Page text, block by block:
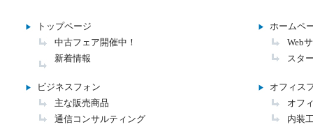
トップページ
中古フェア開催中！
新着情報
ビジネスフォン
主な販売商品
通信コンサルティング
ホームペ
Web
スタ
オフィス
オフ
内装